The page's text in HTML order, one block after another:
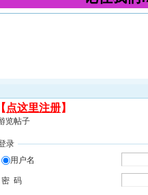
【 点这里注册】
览帖子
录
用户名
密 码